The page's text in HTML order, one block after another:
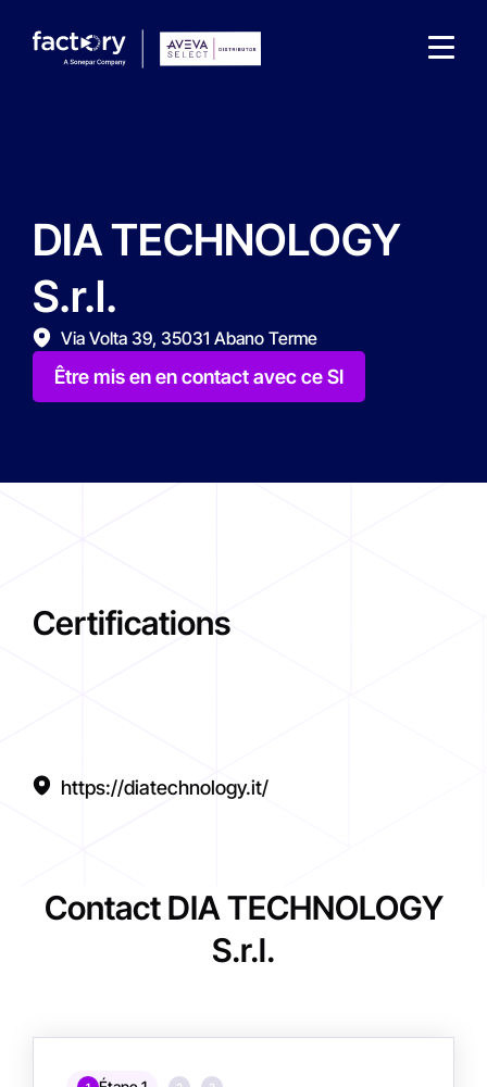
Qu'est-ce que vous cherchez ?
DIA TECHNOLOGY
S.r.l.
Via Volta 39, 35031 Abano Terme
Être mis en en contact avec ce SI
Certifications
https://diatechnology.it/
Contact DIA TECHNOLOGY
S.r.l.